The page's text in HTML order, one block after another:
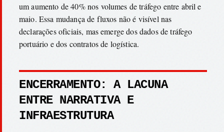
um aumento de 40% nos volumes de tráfego entre abril e
maio. Essa mudança de fluxos não é visível nas
declarações oficiais, mas emerge dos dados de tráfego
portuário e dos contratos de logística.
ENCERRAMENTO: A LACUNA
ENTRE NARRATIVA E
INFRAESTRUTURA